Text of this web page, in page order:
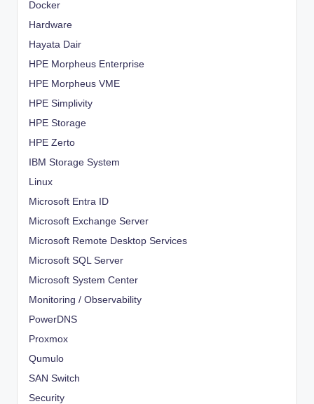
Docker
Hardware
Hayata Dair
HPE Morpheus Enterprise
HPE Morpheus VME
HPE Simplivity
HPE Storage
HPE Zerto
IBM Storage System
Linux
Microsoft Entra ID
Microsoft Exchange Server
Microsoft Remote Desktop Services
Microsoft SQL Server
Microsoft System Center
Monitoring / Observability
PowerDNS
Proxmox
Qumulo
SAN Switch
Security